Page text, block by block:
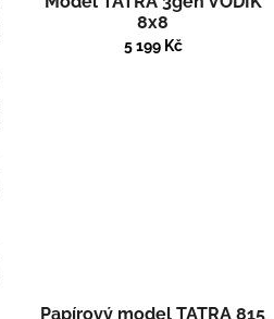
8x8
5 199 Kč
Papírový model TATRA 815